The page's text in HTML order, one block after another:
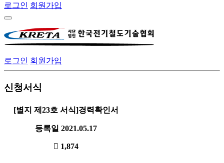
로그인 회원가입
로그인 회원가입
신청서식
[별지 제23호 서식]경력확인서
등록일 2021.05.17
1,874